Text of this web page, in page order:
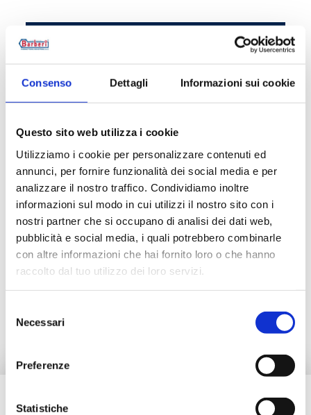
Consenso Dettagli Informazioni sui cookie
Questo sito web utilizza i cookie
Utilizziamo i cookie per personalizzare contenuti ed
annunci, per fornire funzionalità dei social media e per
analizzare il nostro traffico. Condividiamo inoltre
informazioni sul modo in cui utilizzi il nostro sito con i
nostri partner che si occupano di analisi dei dati web,
pubblicità e social media, i quali potrebbero combinarle
con altre informazioni che hai fornito loro o che hanno
raccolto dal tuo utilizzo dei loro servizi.
delNecessari
Preferenze
Statistiche
Código de artículo Medida
P73M50080 G 2 M - G 2
Descripción
Documentación
Accesorios